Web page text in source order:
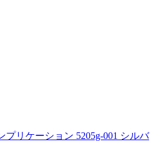
リケーション 5205g-001 シルバ